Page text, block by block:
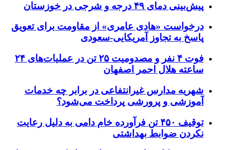
پیش‌بینی دمای ۴۹ درجه و شرجی در خوزستان
درخواست «هادی عامری» از مقاومت برای تعویق
پاسخ به تجاوز آمریکایی-سعودی
فوت ۴ نفر و مصدومیت ۲۵ تن در عملیات‌های ۲۴
ساعته هلال احمر اصفهان
شهریه مدارس غیرانتفاعی در برابر چه خدمات
آموزشی و پرورشی پرداخت می‌شود؟
توقیف ۴۵۰ تن فرآورده خام دامی به دلیل رعایت
نکردن ضوابط بهداشتی